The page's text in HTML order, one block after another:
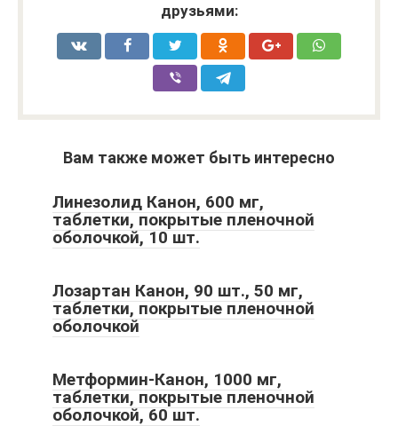
друзьями:
Вам также может быть интересно
Линезолид Канон, 600 мг,
таблетки, покрытые пленочной
оболочкой, 10 шт.
Лозартан Канон, 90 шт., 50 мг,
таблетки, покрытые пленочной
оболочкой
Метформин-Канон, 1000 мг,
таблетки, покрытые пленочной
оболочкой, 60 шт.